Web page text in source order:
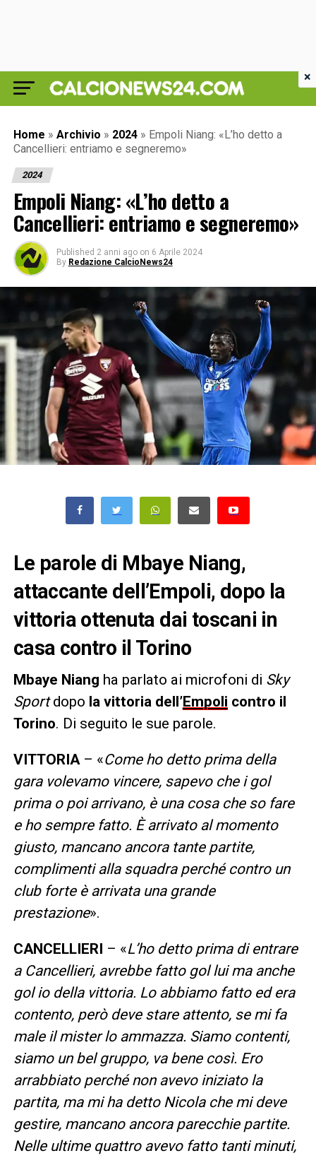
Home » Archivio » 2024 » Empoli Niang: «L’ho detto a
Cancellieri: entriamo e segneremo»
2024
Empoli Niang: «L’ho detto a
Cancellieri: entriamo e segneremo»
Published 2 anni ago on 6 Aprile 2024
By Redazione CalcioNews24
Le parole di Mbaye Niang,
attaccante dell’Empoli, dopo la
vittoria ottenuta dai toscani in
casa contro il Torino
Mbaye Niang ha parlato ai microfoni di Sky
Sportdopo la vittoria dell’Empoli contro il
Torino. Di seguito le sue parole.
VITTORIA– «Come ho detto prima della
gara volevamo vincere, sapevo che i gol
prima o poi arrivano, è una cosa che so fare
e ho sempre fatto. È arrivato al momento
giusto, mancano ancora tante partite,
complimenti alla squadra perché contro un
club forte è arrivata una grande
prestazione».
CANCELLIERI – «L’ho detto prima di entrare
a Cancellieri, avrebbe fatto gol lui ma anche
gol io della vittoria. Lo abbiamo fatto ed era
contento, però deve stare attento, se mi fa
male il mister lo ammazza. Siamo contenti,
siamo un bel gruppo, va bene così. Ero
arrabbiato perché non avevo iniziato la
partita, ma mi ha detto Nicola che mi deve
gestire, mancano ancora parecchie partite.
Nelle ultime quattro avevo fatto tanti minuti,
×